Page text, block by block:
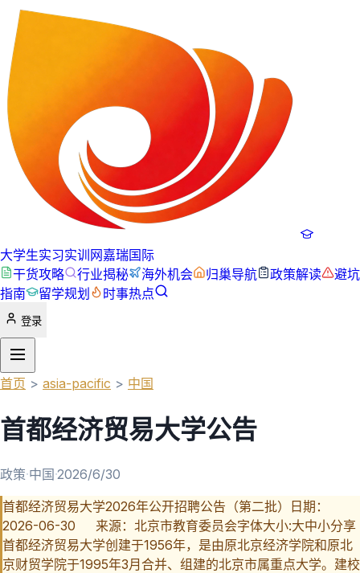
大学生实习实训网嘉瑞国际
干货攻略
行业揭秘 海外机会 归巢导航 政策解读
避坑
指南
留学规划 时事热点
登录
首页 > asia-pacific > 中国
首都经济贸易大学公告
政策·中国·2026/6/30
首都经济贸易大学2026年公开招聘公告（第二批）日期：
2026-06-30 来源：北京市教育委员会字体大小:大中小分享
首都经济贸易大学创建于1956年，是由原北京经济学院和原北
京财贸学院于1995年3月合并、组建的北京市属重点大学。建校